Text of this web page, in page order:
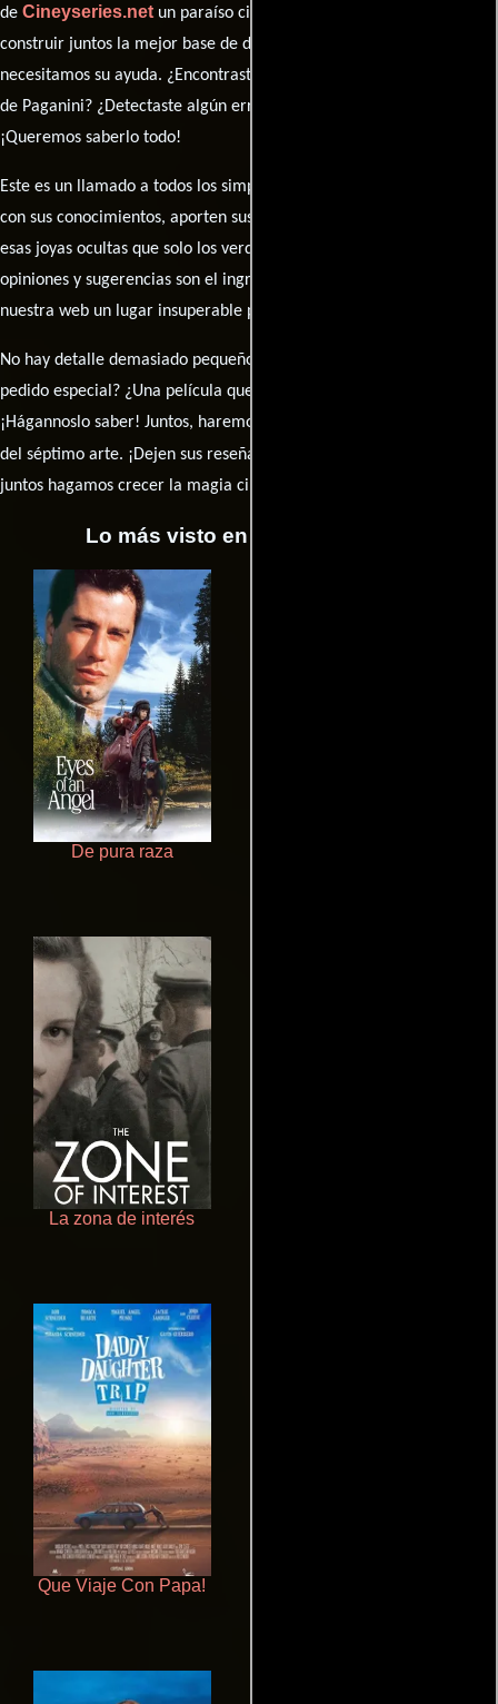
de Cineyseries.netun paraíso cinéfilo completo. Queremos
construir juntos la mejor base de datos cinematográfica, pero
necesitamos su ayuda. ¿Encontraste algún dato faltante en la ficha
de Paganini? ¿Detectaste algún error en la sinopsis o el elenco?
¡Queremos saberlo todo!
Este es un llamado a todos los simpatizantes del cine: contribuyan
con sus conocimientos, aporten sus descubrimientos y compartan
esas joyas ocultas que solo los verdaderos fanáticos conocen. Sus
opiniones y sugerencias son el ingrediente secreto que hará de
nuestra web un lugar insuperable para los amantes del celuloide.
No hay detalle demasiado pequeño ni opinión insignificante. ¿Algún
pedido especial? ¿Una película que sueñas con ver reseñada?
¡Hágannoslo saber! Juntos, haremos de esta comunidad el epicentro
del séptimo arte. ¡Dejen sus reseña en la
juntos hagamos crecer la magia cinematográfica!
Lo más visto en Cineyseries.net
De pura raza
La zona de interés
Que Viaje Con Papa!